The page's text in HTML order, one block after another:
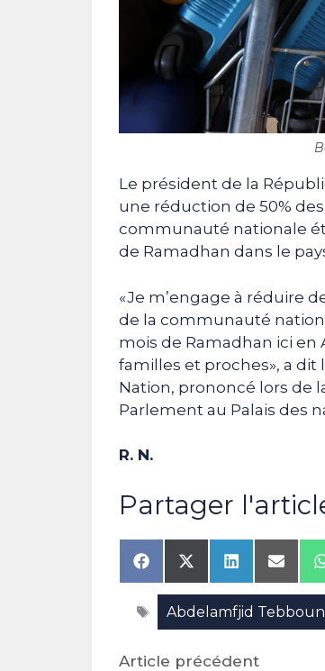
Le président de la
une réduction de 50%
communauté nationale
de Ramadhan dans le
«Je m’engage à réduire
de la communauté
mois de Ramadhan ici en
familles et proches», a dit
Nation, prononcé lors de
Parlement au Palais des
R. N.
Partager
Share
on
Facebook
Share
on
X
(Twitter)
Share
on
LinkedIn
Share
on
Email
Étiquettes
Abdelamfjid
Article précédent